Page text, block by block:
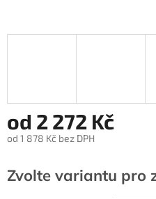
od 2 272 Kč
od 1 878 Kč bez DPH
cena:
Zvolte variantu